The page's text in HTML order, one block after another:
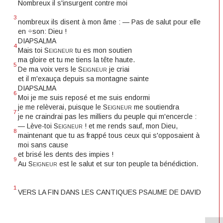
Nombreux il s'insurgent contre moi
3
nombreux ils disent à mon âme : — Pas de salut pour elle
en ÷son: Dieu !
DIAPSALMA
4
Mais toi Seigneur tu es mon soutien
ma gloire et tu me tiens la tête haute.
5
De ma voix vers le Seigneur je criai
et il m'exauça depuis sa montagne sainte
DIAPSALMA
6
Moi je me suis reposé et me suis endormi
je me relèverai, puisque le Seigneur me soutiendra
7
je ne craindrai pas les milliers du peuple qui m'encercle :
— Lève-toi Seigneur ! et me rends sauf, mon Dieu,
8
maintenant que tu as frappé tous ceux qui s'opposaient à
moi sans cause
et brisé les dents des impies !
9
Au Seigneur est le salut et sur ton peuple ta bénédiction.
1
VERS LA FIN DANS LES CANTIQUES PSAUME DE DAVID